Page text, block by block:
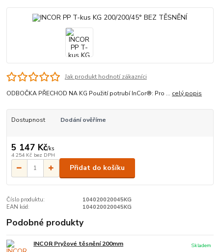
Jak produkt hodnotí zákazníci
ODBOČKA PŘECHOD NA KG Použití potrubí InCor®: Pro ... celý popis
Dostupnost Dodání ověříme
5 147 Kč/ks
4 254 Kč bez DPH
Přidat do košíku
Číslo produktu:
104020020045KG
EAN kód:
104020020045KG
Podobné produkty
INCOR Pryžové těsnění 200mm
Skladem